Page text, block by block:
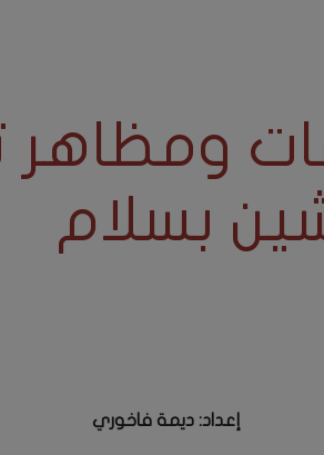
بسلام
إعداد: ديمة فاخوري